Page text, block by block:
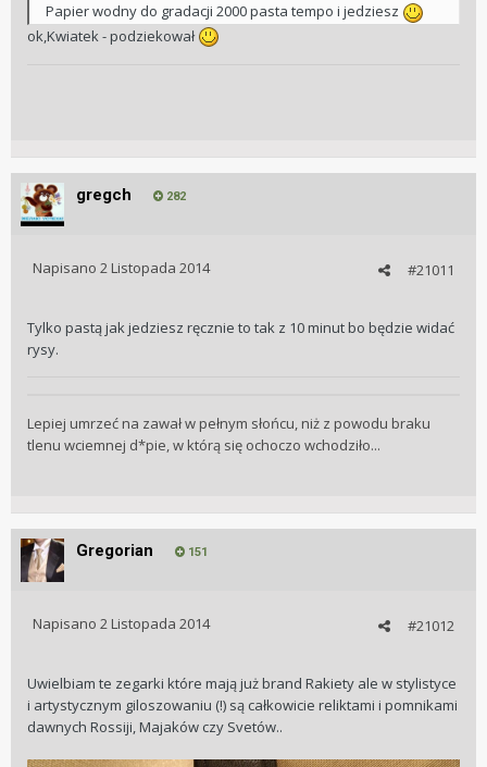
Papier wodny do gradacji 2000 pasta tempo i jedziesz
ok,Kwiatek - podziekował
gregch 282
#21011
Napisano 2 Listopada 2014
Tylko pastą jak jedziesz ręcznie to tak z 10 minut bo będzie widać
rysy.
Lepiej umrzeć na zawał w pełnym słońcu, niż z powodu braku
tlenu wciemnej d*pie, w którą się ochoczo wchodziło...
Gregorian 151
#21012
Napisano 2 Listopada 2014
Uwielbiam te zegarki które mają już brand Rakiety ale w stylistyce
i artystycznym giloszowaniu (!) są całkowicie reliktami i pomnikami
dawnych Rossiji, Majaków czy Svetów..